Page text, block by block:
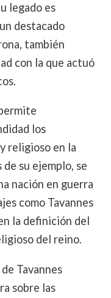
legado es
destacado
también
con la que actuó
los
religioso en la
su ejemplo, se
nación en guerra
como Tavannes
la definición del
del reino.
Tavannes
sobre las